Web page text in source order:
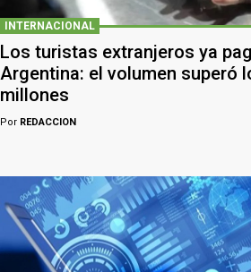
INTERNACIONAL
Los turistas extranjeros ya
Argentina: el volumen superó
millones
Por REDACCION